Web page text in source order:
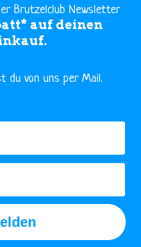
Brutzelclub Newsletter
auf deinen
du von uns per Mail.